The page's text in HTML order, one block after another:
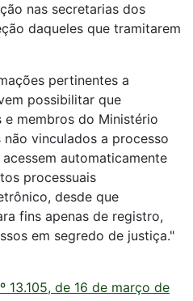
nas secretarias dos
daqueles que tramitarem
pertinentes a
possibilitar que
membros do Ministério
vinculados a processo
automaticamente
processuais
desde que
fins apenas de registro,
em segredo de justiça."
13.105, de 16 de março de